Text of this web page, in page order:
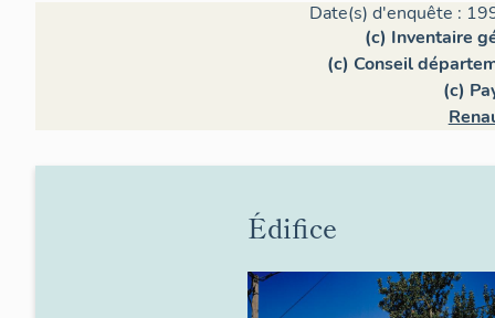
Date(s) d'enquête :
(c) Inventaire
(c) Conseil
(c)
Édifice